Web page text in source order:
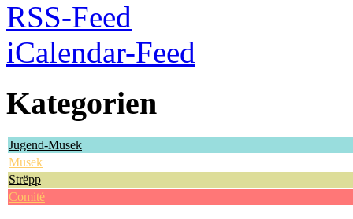
RSS-Feed
iCalendar-Feed
Kategorien
Jugend-Musek
Musek
Strëpp
Comité